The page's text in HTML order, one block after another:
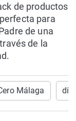
de productos
para
de una
de la
Málaga día